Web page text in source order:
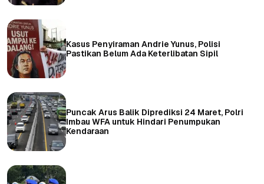
Kasus Penyiraman Andrie Yunus, Polisi
Pastikan Belum Ada Keterlibatan Sipil
Puncak Arus Balik Diprediksi 24 Maret, Polri
Imbau WFA untuk Hindari Penumpukan
Kendaraan